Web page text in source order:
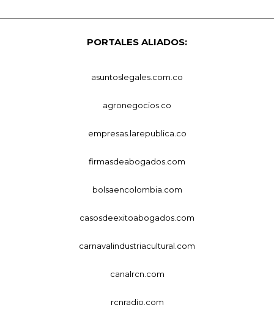
PORTALES ALIADOS:
asuntoslegales.com.co
agronegocios.co
empresas.larepublica.co
firmasdeabogados.com
bolsaencolombia.com
casosdeexitoabogados.com
carnavalindustriacultural.com
canalrcn.com
rcnradio.com